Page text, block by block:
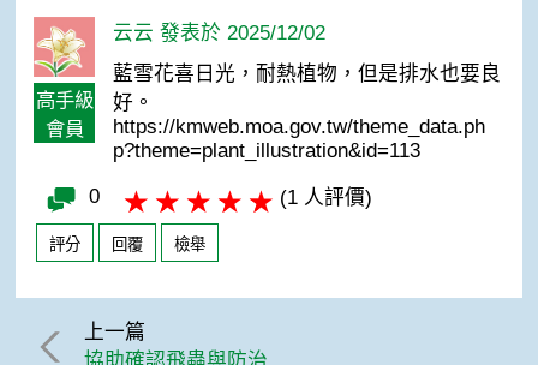
高手級
會員
云云 發表於 2025/12/02
藍雪花喜日光，耐熱植物，但是排水也要良
好。
https://kmweb.moa.gov.tw/theme_data.ph
p?theme=plant_illustration&id=113
0 (1 人評價)
評分 回覆 檢舉
上一篇